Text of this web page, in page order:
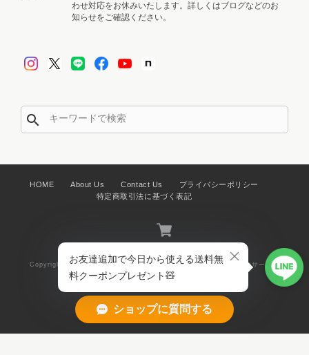
わせ対応をお休みいたします。詳しくはブログなどのお
知らせをご確認ください。
search
HOME About Us Contact Us
プライバシーポリシー
特定商取引法に基づく表記
Copyright © KOGUMA PAPER CIRCUS 紙モノと暮らしアイテムのサーカ
ス. All Rights Reserved.
ショップに質問する